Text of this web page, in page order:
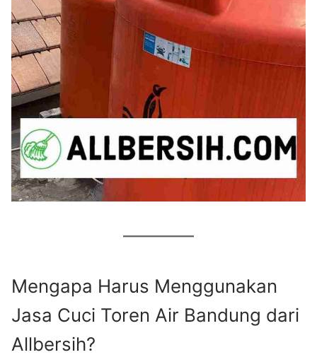
Mengapa Harus Menggunakan
Jasa Cuci Toren Air Bandung dari
Allbersih?